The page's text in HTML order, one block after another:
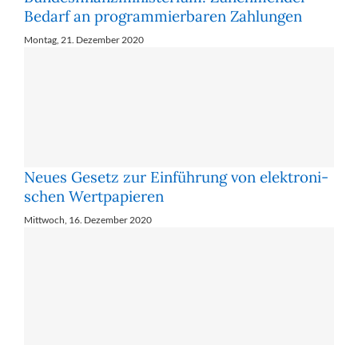
Be­darf an pro­gram­mier­ba­ren Zah­lun­gen
Montag, 21. Dezember 2020
Neues Ge­setz zur Ein­füh­rung von elek­tro­ni­
schen Wert­pa­pie­ren
Mittwoch, 16. Dezember 2020